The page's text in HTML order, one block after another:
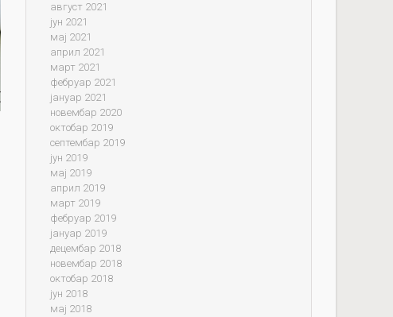
август 2021
јун 2021
мај 2021
април 2021
март 2021
фебруар 2021
јануар 2021
новембар 2020
октобар 2019
септембар 2019
јун 2019
мај 2019
април 2019
март 2019
фебруар 2019
јануар 2019
децембар 2018
новембар 2018
октобар 2018
јун 2018
мај 2018